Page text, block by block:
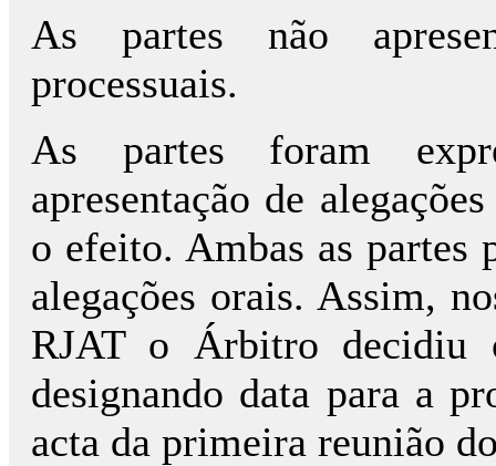
As partes não
processuais.
As partes foram
apresentação de
o efeito. Ambas as partes
alegações orais. Assim,
RJAT o Árbitro decidiu
designando data para a
acta da primeira reunião